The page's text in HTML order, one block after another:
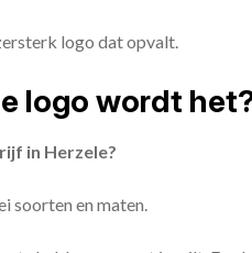
logo dat opvalt.
logo wordt
in Herzele?
soorten en maten.